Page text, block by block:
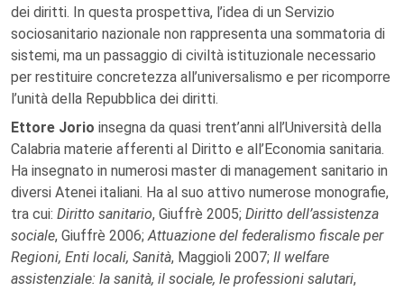
dei diritti. In questa prospettiva, l’idea di un Servizio
sociosanitario nazionale non rappresenta una sommatoria di
sistemi, ma un passaggio di civiltà istituzionale necessario
per restituire concretezza all’universalismo e per ricomporre
l’unità della Repubblica dei diritti.
Ettore Jorio insegna da quasi trent’anni all’Università della
Calabria materie afferenti al Diritto e all’Economia sanitaria.
Ha insegnato in numerosi master di management sanitario in
diversi Atenei italiani. Ha al suo attivo numerose monografie,
tra cui: Diritto sanitario, Giuffrè 2005; Diritto dell’assistenza
sociale, Giuffrè 2006;Attuazione del federalismo fiscale per
Regioni, Enti locali, Sanità, Maggioli 2007; Il welfare
assistenziale: la sanità, il sociale, le professioni salutari,